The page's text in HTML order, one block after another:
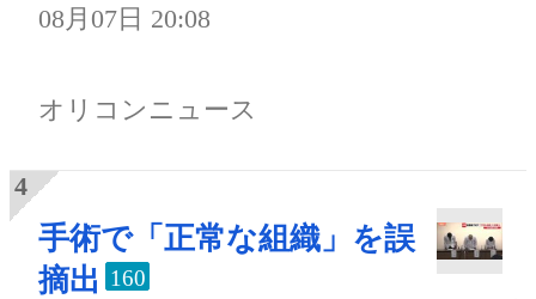
08月07日 20:08
オリコンニュース
手術で「正常な組織」を誤
摘出 160